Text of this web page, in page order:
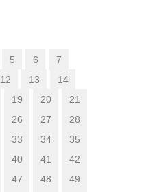
5 6
7
12 13
14
19 20
21
26 27
28
33 34
35
40 41
42
47 48
49